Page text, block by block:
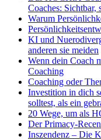
Coaches: Sichtbar,
Warum
KI und
anderen sie meiden
Wenn dein Coach
Coaching
Coaching oder
Investition in dich
solltest, als ein
20 Wege, um als
Der Primacy-
Inszendenz – Die